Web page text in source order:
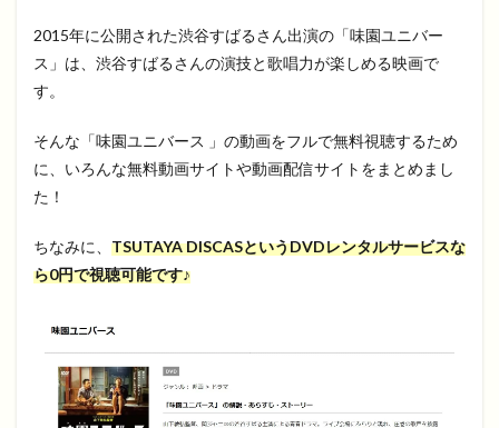
2015年に公開された渋谷すばるさん出演の「味園ユニバー
ス」は、渋谷すばるさんの演技と歌唱力が楽しめる映画で
す。
そんな「味園ユニバース 」の動画をフルで無料視聴するため
に、いろんな無料動画サイトや動画配信サイトをまとめまし
た！
ちなみに、 TSUTAYA DISCASというDVDレンタルサービスな
ら0円で視聴可能です♪